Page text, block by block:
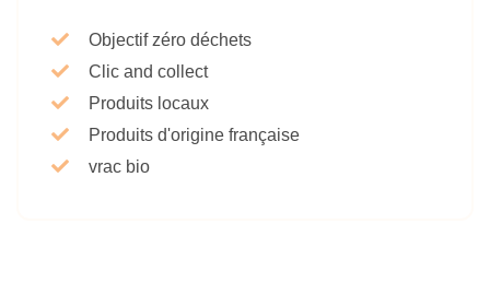
Objectif zéro déchets
Clic and collect
Produits locaux
Produits d'origine française
vrac bio